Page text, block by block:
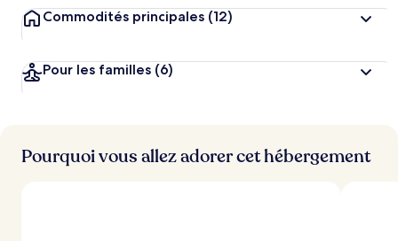
Commodités principales (12)
Pour les familles (6)
Pourquoi vous allez adorer cet hébergement